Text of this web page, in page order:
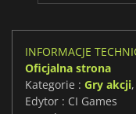
INFORMACJE
Oficjalna strona
Kategorie : Gry akcji,
Edytor : CI Games